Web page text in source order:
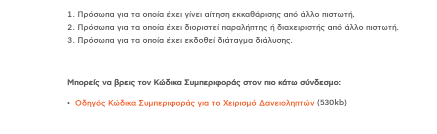
Πρόσωπα για τα οποία έχει γίνει αίτηση εκκαθάρισης από άλλο πιστωτή.
Πρόσωπα για τα οποία έχει διοριστεί παραλήπτης ή διαχειριστής από άλλο πιστωτή.
Πρόσωπα για τα οποία έχει εκδοθεί διάταγμα διάλυσης.
Μπορείς να βρεις τον Κώδικα Συμπεριφοράς στον πιο κάτω σύνδεσμο:
Οδηγός Κώδικα Συμπεριφοράς για το Χειρισμό Δανειοληπτών (530kb)